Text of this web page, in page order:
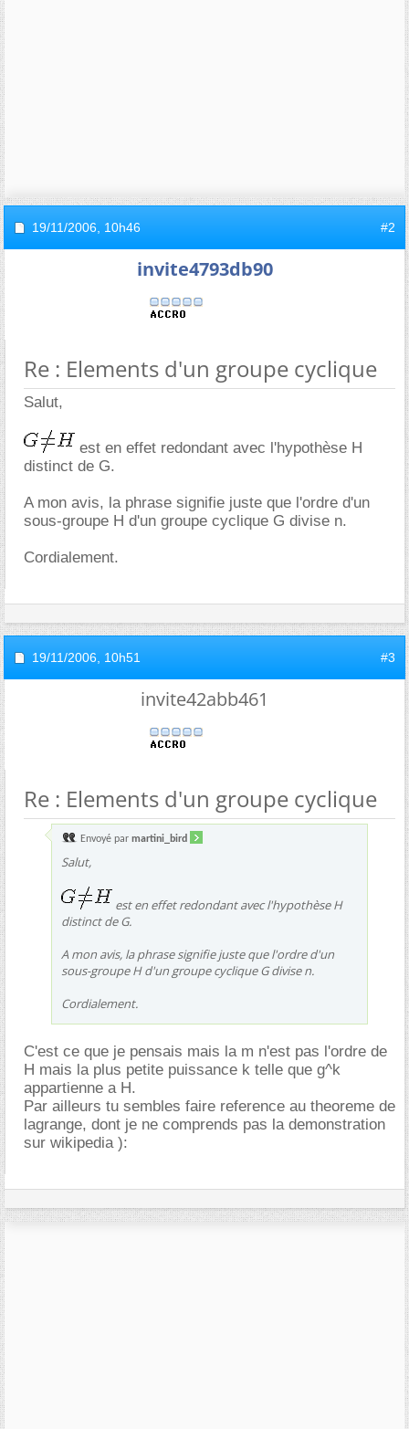
19/11/2006, 10h46 #2
invite4793db90
Re : Elements d'un groupe cyclique
Salut,
est en effet redondant avec l'hypothèse H
distinct de G.
A mon avis, la phrase signifie juste que l'ordre d'un
sous-groupe H d'un groupe cyclique G divise n.
Cordialement.
19/11/2006, 10h51 #3
invite42abb461
Re : Elements d'un groupe cyclique
Envoyé par martini_bird
Salut,
est en effet redondant avec l'hypothèse H
distinct de G.
A mon avis, la phrase signifie juste que l'ordre d'un
sous-groupe H d'un groupe cyclique G divise n.
Cordialement.
C'est ce que je pensais mais la m n'est pas l'ordre de
H mais la plus petite puissance k telle que g^k
appartienne a H.
Par ailleurs tu sembles faire reference au theoreme de
lagrange, dont je ne comprends pas la demonstration
sur wikipedia ):